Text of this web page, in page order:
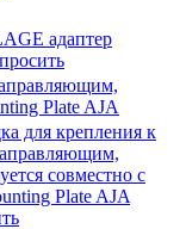
адаптер
Plate AJA
для крепления к
совместно с
Plate AJA